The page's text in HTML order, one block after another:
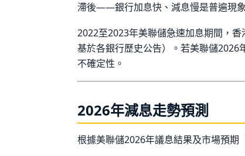
滯後——銀行加息快、減息慢是普遍現
2022至2023年美聯儲急速加息期間，
基於各銀行歷史公告）。若美聯儲2026
不確定性。
2026年減息走勢預測
根據美聯儲2026年議息結果及市場預期